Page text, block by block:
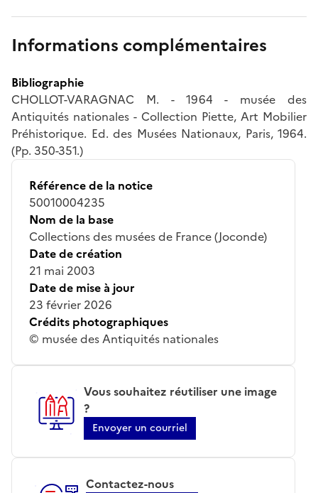
Informations complémentaires
Bibliographie
CHOLLOT-VARAGNAC M. - 1964 - musée des
Antiquités nationales - Collection Piette, Art Mobilier
Préhistorique. Ed. des Musées Nationaux, Paris, 1964.
(Pp. 350-351.)
Référence de la notice
50010004235
Nom de la base
Collections des musées de France (Joconde)
Date de création
21 mai 2003
Date de mise à jour
23 février 2026
Crédits photographiques
© musée des Antiquités nationales
Vous souhaitez réutiliser une image
?
Envoyer un courriel
Contactez-nous